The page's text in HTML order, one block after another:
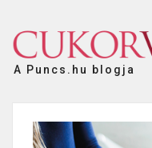
A Puncs.hu blogja